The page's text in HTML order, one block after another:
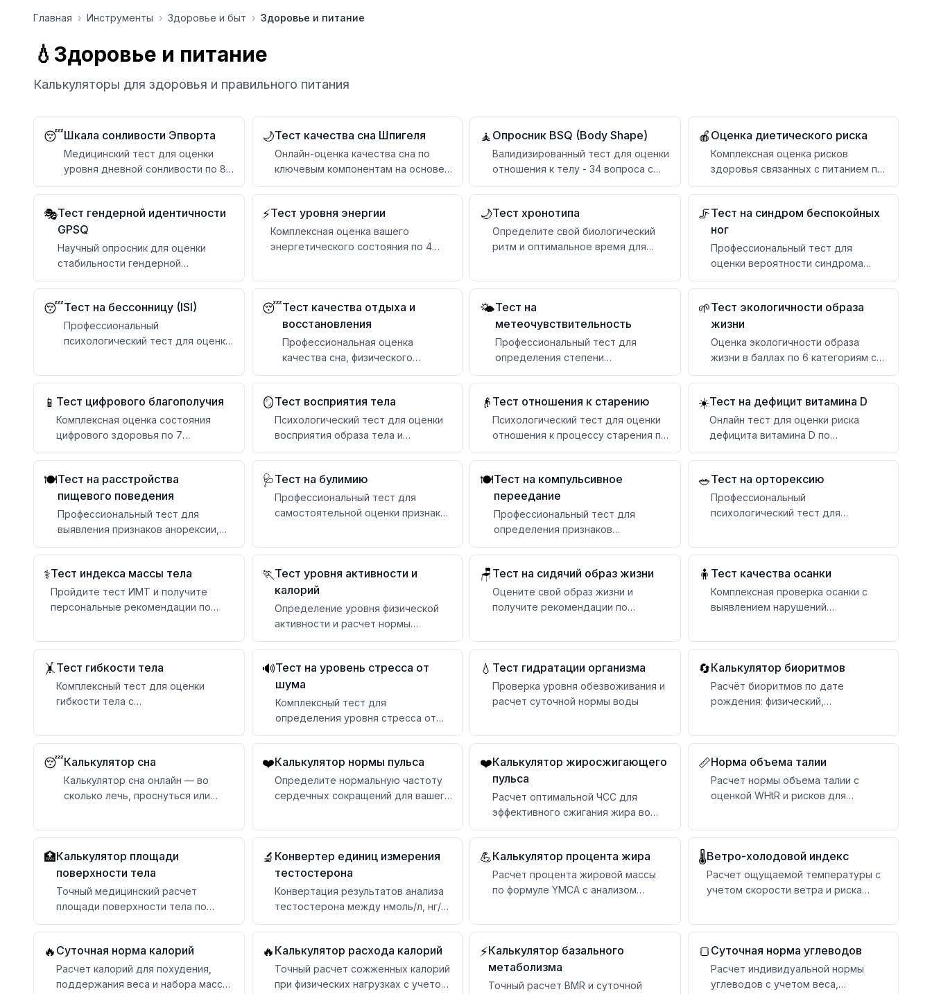
Главная › Инструменты › Здоровье и быт › Здоровье и питание
💧 Здоровье и питание
Калькуляторы для здоровья и правильного питания
😴Шкала сонливости Эпворта
Медицинский тест для оценки
уровня дневной сонливости по 8
ситуациям с профессиональной
🌙Тест качества сна Шпигеля
Онлайн-оценка качества сна по
ключевым компонентам на основе
клинических шкал сна
🧘 Опросник BSQ (Body Shape)
Валидизированный тест для оценки
отношения к телу - 34 вопроса с
детальной интерпретацией
🍎 Оценка диетического риска
Комплексная оценка рисков
здоровья связанных с питанием по
20 критериям
🎭Тест гендерной идентичности
GPSQ
Научный опросник для оценки
стабильности гендерной
идентичности и самовосприятия
⚡Тест уровня энергии
Комплексная оценка вашего
энергетического состояния по 4
🌙Тест хронотипа
Определите свой биологический
ритм и оптимальное время для
🦵Тест на синдром беспокойных
ног
Профессиональный тест для
оценки вероятности синдрома
беспокойных ног
😴Тест на бессонницу (ISI)
Профессиональный
психологический тест для оценки
😴Тест качества отдыха и
восстановления
Профессиональная оценка
качества сна, физического
восстановления и баланса работы
🌤️Тест на
метеочувствительность
Профессиональный тест для
определения степени
метеозависимости организма
🌱Тест экологичности образа
жизни
Оценка экологичности образа
жизни в баллах по 6 категориям с
персональными рекомендациями
📱 Тест цифрового благополучия
Комплексная оценка состояния
цифрового здоровья по 7
категориям с персональными
🪞Тест восприятия тела
Психологический тест для оценки
восприятия образа тела и
самооценки внешности
👴 Тест отношения к старению
Психологический тест для оценки
отношения к процессу старения по
5 шкалам
☀️Тест на дефицит витамина D
Онлайн тест для оценки риска
дефицита витамина D по
симптомам, образу жизни и
🍽️Тест на расстройства
пищевого поведения
Профессиональный тест для
выявления признаков анорексии,
булимии и других РПП
🩺Тест на булимию
Профессиональный тест для
самостоятельной оценки признаков
🍽️Тест на компульсивное
переедание
Профессиональный тест для
определения признаков
компульсивного переедания
🥗Тест на орторексию
Профессиональный
психологический тест для
⚕️Тест индекса массы тела
Пройдите тест ИМТ и получите
персональные рекомендации по
🏃 Тест уровня активности и
калорий
Определение уровня физической
активности и расчет нормы
калорий для достижения целей
🪑 Тест на сидячий образ жизни
Оцените свой образ жизни и
получите рекомендации по
🧍 Тест качества осанки
Комплексная проверка осанки с
выявлением нарушений
🤸 Тест гибкости тела
Комплексный тест для оценки
гибкости тела с
🔊Тест на уровень стресса от
шума
Комплексный тест для
определения уровня стресса от
шумового воздействия с
💧 Тест гидратации организма
Проверка уровня обезвоживания и
расчет суточной нормы воды
🔄Калькулятор биоритмов
Расчёт биоритмов по дате
рождения: физический,
графике, с критическими днями и
расшифровкой фаз
😴Калькулятор сна
Калькулятор сна онлайн — во
сколько лечь, проснуться или
циклам сна (90 минут)
❤️Калькулятор нормы пульса
Определите нормальную частоту
сердечных сокращений для вашего
❤️Калькулятор жиросжигающего
пульса
Расчет оптимальной ЧСС для
эффективного сжигания жира во
время тренировок
📏Норма объема талии
Расчет нормы объема талии с
оценкой WHtR и рисков для
🏥Калькулятор площади
поверхности тела
Точный медицинский расчет
площади поверхности тела по
формулам Мостеллера, Дюбуа и
🔬 Конвертер единиц измерения
тестостерона
Конвертация результатов анализа
тестостерона между нмоль/л, нг/
мл и нг/дл с оценкой нормы
💪Калькулятор процента жира
Расчет процента жировой массы
по формуле YMCA с анализом
🌡️Ветро-холодовой индекс
Расчет ощущаемой температуры с
учетом скорости ветра и риска
🔥 Суточная норма калорий
Расчет калорий для похудения,
поддержания веса и набора массы
🔥 Калькулятор расхода калорий
Точный расчет сожженных калорий
при физических нагрузках с учетом
⚡Калькулятор базального
метаболизма
Точный расчет BMR и суточной
🍞 Суточная норма углеводов
Расчет индивидуальной нормы
углеводов с учетом веса,